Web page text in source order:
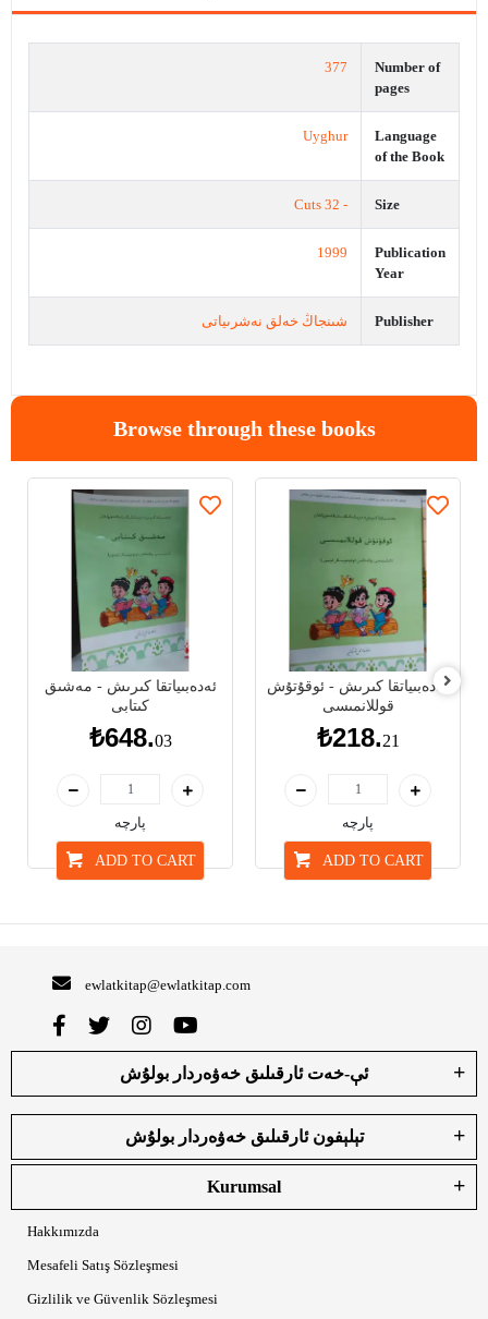
Number of
pages
377
Language
of the Book
Uyghur
Size
- 32 Cuts
Publication
Year
1999
Publisher شىنجاڭ خەلق نەشرىياتى
Browse through these books
ئەدەبىياتقا كىرىش - مەشىق
كىتابى
₺648.03
پارچە
ADD TO CART
ئەدەبىياتقا كىرىش - ئوقۇتۇش
قوللانمىسى
₺218.21
پارچە
ADD TO CART
ewlatkitap@ewlatkitap.com
ئې-خەت ئارقىلىق خەۋەردار بولۇش
تېلېفون ئارقىلىق خەۋەردار بولۇش
Kurumsal
Hakkımızda
Mesafeli Satış Sözleşmesi
Gizlilik ve Güvenlik Sözleşmesi